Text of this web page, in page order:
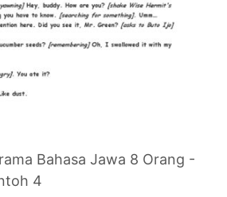
Bahasa Jawa 8 Orang -
4